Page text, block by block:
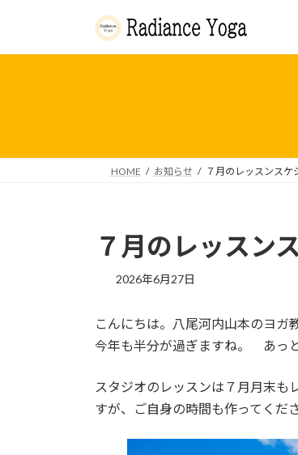
HOME お知らせ ７月のレッスンスケ
７月のレッスン
2026年6月27日
こんにちは。八尾河内山本のヨガ
今年も半分が過ぎますね。 あっ
スタジオのレッスンは７月月末も
すが、ご自身の時間も作ってくだ